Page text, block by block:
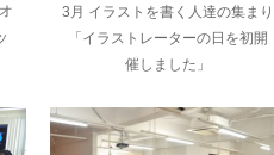
3月 イラストを書く人達の集まり
「イラストレーターの日を初開
催しました」